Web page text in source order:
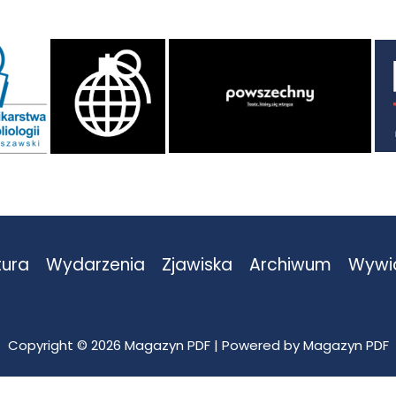
Wydarzenia Zjawiska Archiwum
Copyright © 2026 Magazyn PDF | Powered by Magazyn PDF